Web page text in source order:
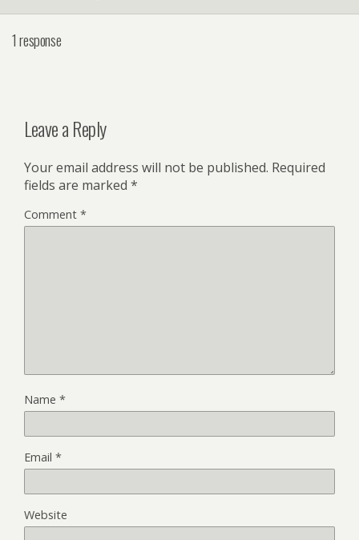
1 response
Leave a Reply
Your email address will not be published. Required
fields are marked *
Comment *
Name *
Email *
Website